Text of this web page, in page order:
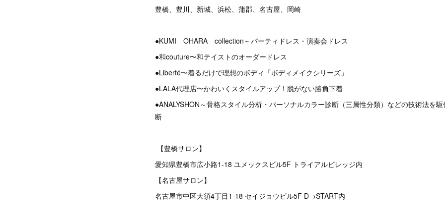
豊橋、豊川、新城、浜松、蒲郡、名古屋、岡崎
●KUMI OHARA collection～パーティドレス・演奏会ドレス
●和couture〜和テイストのオーダードレス
●Liberté〜着るだけで理想のボディ「ボディメイクシリーズ」
●LALA代理店〜かわいくスタイルアップ！脱がない勝負下着
●ANALYSHON～骨格スタイル分析・パーソナルカラー診断（三属性分類）などの技術法を
断
【豊橋サロン】
愛知県豊橋市広小路1-18 ユメックスビル5F トライアルビレッジ内
【名古屋サロン】
名古屋市中区大須4丁目1-18 セイジョウビル5F D→START内